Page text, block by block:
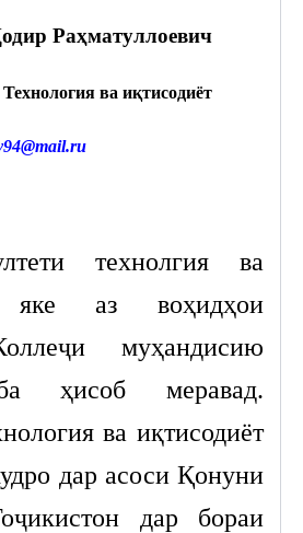
одир Раҳматуллоевич
ва иқтисодиёт
технолгия ва
яке аз воҳидҳои
муҳандисию
ҳисоб меравад.
ва иқтисодиёт
дар асоси Қонуни
дар бораи